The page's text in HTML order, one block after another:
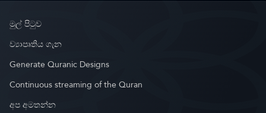
මුල් පිටුව
ව්‍යාපෘතිය ගැන
Generate Quranic Designs
Continuous streaming of the Quran
අප අමතන්න